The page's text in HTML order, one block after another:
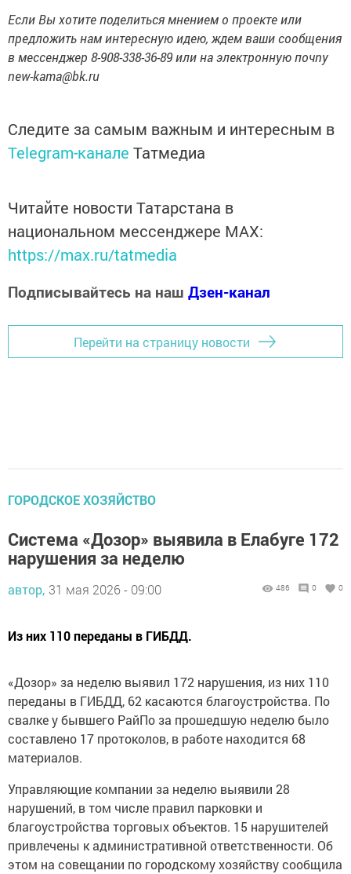
Если Вы хотите поделиться мнением о проекте или
предложить нам интересную идею, ждем ваши сообщения
в мессенджер 8-908-338-36-89 или на электронную почnу
new-kama@bk.ru
Следите за самым важным и интересным в
Telegram-канале Татмедиа
Читайте новости Татарстана в
национальном мессенджере MАХ:
https://max.ru/tatmedia
Подписывайтесь на наш Дзен-канал
Перейти на страницу новости
ГОРОДСКОЕ ХОЗЯЙСТВО
Система «Дозор» выявила в Елабуге 172
нарушения за неделю
автор, 31 мая 2026 - 09:00 486 0 0
Из них 110 переданы в ГИБДД.
«Дозор» за неделю выявил 172 нарушения, из них 110
переданы в ГИБДД, 62 касаются благоустройства. По
свалке у бывшего РайПо за прошедшую неделю было
составлено 17 протоколов, в работе находится 68
материалов.
Управляющие компании за неделю выявили 28
нарушений, в том числе правил парковки и
благоустройства торговых объектов. 15 нарушителей
привлечены к административной ответственности. Об
этом на совещании по городскому хозяйству сообщила